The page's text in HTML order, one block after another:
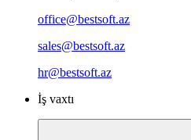
office@bestsoft.az
sales@bestsoft.az
hr@bestsoft.az
İş vaxtı